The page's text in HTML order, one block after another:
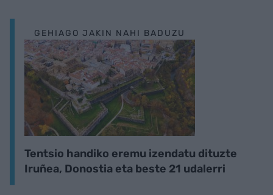
GEHIAGO JAKIN NAHI BADUZU
Tentsio handiko eremu izendatu dituzte
Iruñea, Donostia eta beste 21 udalerri